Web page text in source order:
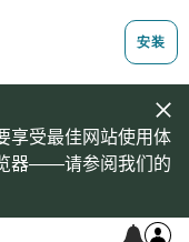
享受最佳网站使用体
器——请参阅我们的